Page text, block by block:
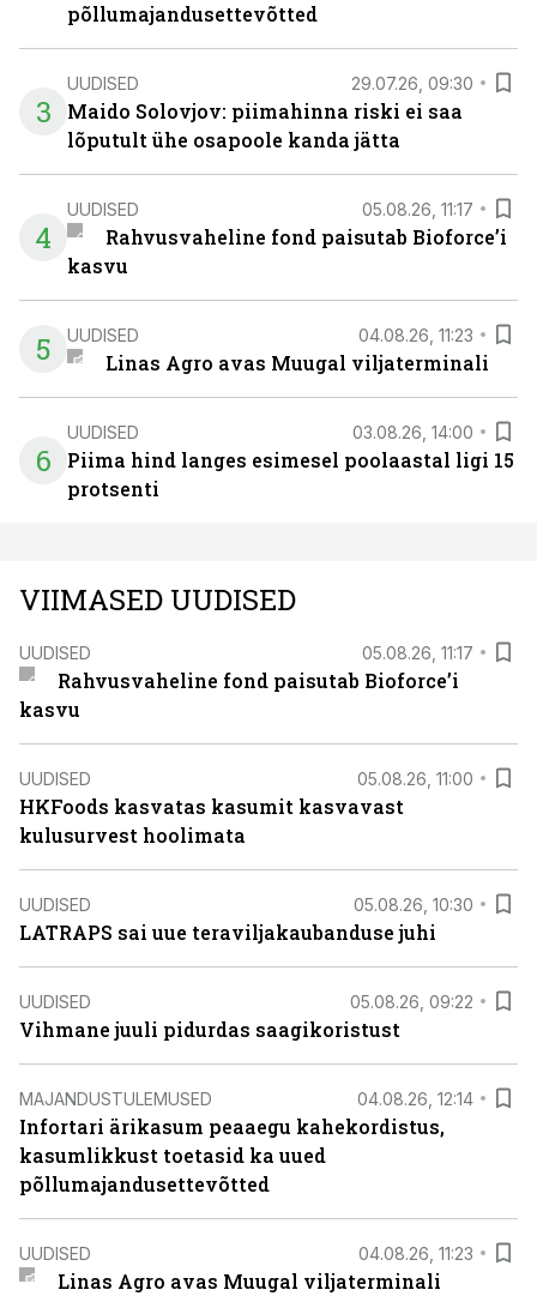
põllumajandusettevõtted
3
UUDISED 29.07.26, 09:30
Maido Solovjov: piimahinna riski ei saa
lõputult ühe osapoole kanda jätta
4
UUDISED 05.08.26, 11:17
Rahvusvaheline fond paisutab Bioforce’i
kasvu
5 UUDISED 04.08.26, 11:23
Linas Agro avas Muugal viljaterminali
6
UUDISED 03.08.26, 14:00
Piima hind langes esimesel poolaastal ligi 15
protsenti
VIIMASED UUDISED
UUDISED 05.08.26, 11:17
Rahvusvaheline fond paisutab Bioforce’i
kasvu
UUDISED 05.08.26, 11:00
HKFoods kasvatas kasumit kasvavast
kulusurvest hoolimata
UUDISED 05.08.26, 10:30
LATRAPS sai uue teraviljakaubanduse juhi
UUDISED 05.08.26, 09:22
Vihmane juuli pidurdas saagikoristust
MAJANDUSTULEMUSED 04.08.26, 12:14
Infortari ärikasum peaaegu kahekordistus,
kasumlikkust toetasid ka uued
põllumajandusettevõtted
UUDISED 04.08.26, 11:23
Linas Agro avas Muugal viljaterminali